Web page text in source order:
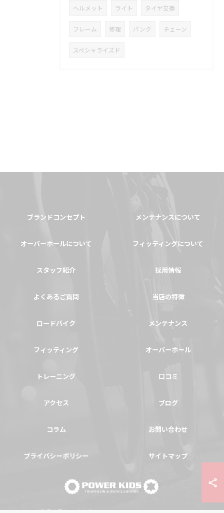
ヘルメット ライト タイヤ交換
フレーム 修理 パンク チェーン
スペシャライズド
ブランドコンセプト メンテナンスについて
オーバーホールについて フィッティングについて
スタッフ紹介 採用情報
よくあるご質問 当店の特徴
ロードバイク メンテナンス
フィッティング オーバーホール
トレーニング 口コミ
アクセス ブログ
コラム お問い合わせ
プライバシーポリシー サイトマップ